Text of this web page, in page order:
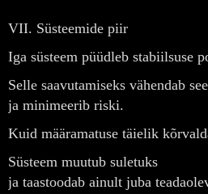
VII. Süsteemide piir
Iga süsteem püüdleb stabiilsuse
Selle saavutamiseks vähendab
ja minimeerib riski.
Kuid määramatuse täielik
Süsteem muutub suletuks
ja taastoodab ainult juba